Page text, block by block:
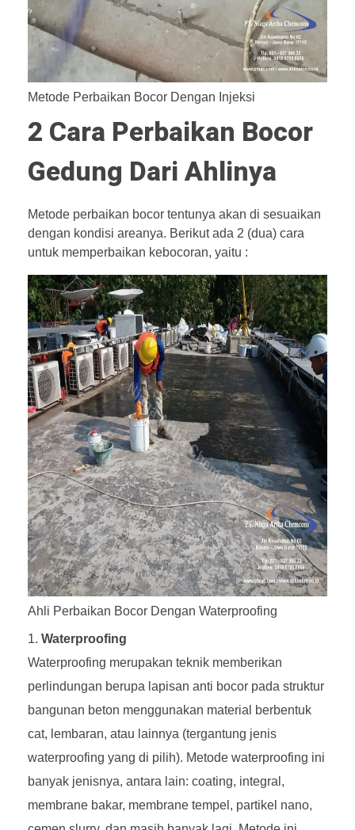
Metode Perbaikan Bocor Dengan Injeksi
2 Cara Perbaikan Bocor
Gedung Dari Ahlinya
Metode perbaikan bocor tentunya akan di sesuaikan
dengan kondisi areanya. Berikut ada 2 (dua) cara
untuk memperbaikan kebocoran, yaitu :
Ahli Perbaikan Bocor Dengan Waterproofing
Waterproofing
Waterproofing merupakan teknik memberikan
perlindungan berupa lapisan anti bocor pada struktur
bangunan beton menggunakan material berbentuk
cat, lembaran, atau lainnya (tergantung jenis
waterproofing yang di pilih). Metode waterproofing ini
banyak jenisnya, antara lain: coating, integral,
membrane bakar, membrane tempel, partikel nano,